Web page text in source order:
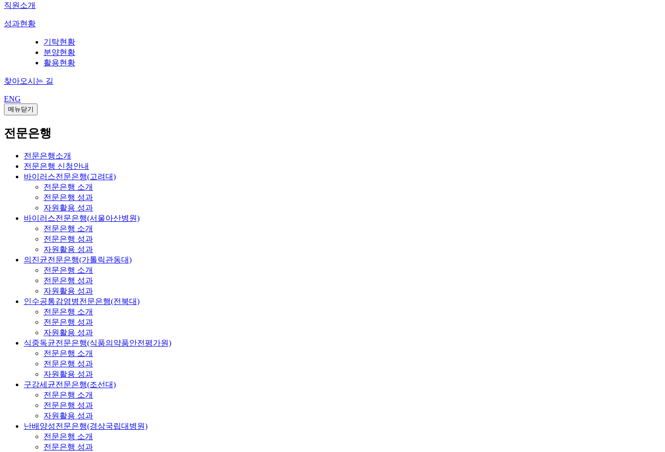
직원소개
성과현황
기탁현황
분양현황
활용현황
찾아오시는 길
ENG
메뉴닫기
전문은행
전문은행소개
전문은행 신청안내
바이러스전문은행(고려대)
전문은행 소개
전문은행 성과
자원활용 성과
바이러스전문은행(서울아산병원)
전문은행 소개
전문은행 성과
자원활용 성과
의진균전문은행(가톨릭관동대)
전문은행 소개
전문은행 성과
자원활용 성과
인수공통감염병전문은행(전북대)
전문은행 소개
전문은행 성과
자원활용 성과
식중독균전문은행(식품의약품안전평가원)
전문은행 소개
전문은행 성과
자원활용 성과
구강세균전문은행(조선대)
전문은행 소개
전문은행 성과
자원활용 성과
난배양성전문은행(경상국립대병원)
전문은행 소개
전문은행 성과